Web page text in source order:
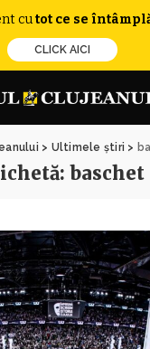
cutot ce se
CLICK AICI
> Ultimele știri >
baschet